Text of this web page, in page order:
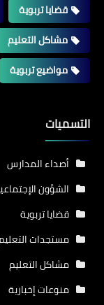
قضايا تربوية
مشاكل التعليم
مواضيع تربوية
التسميات
أصداء المدارس
الشؤون
قضايا تربوية
مستجدات
مشاكل التعليم
منوعات إخبارية